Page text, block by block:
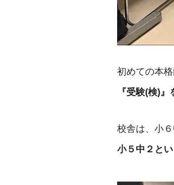
初めての本
『受験(検)
校舎は、小６
小５中２と